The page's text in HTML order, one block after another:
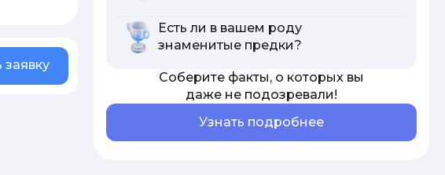
заявку
Есть ли в вашем роду
знаменитые предки?
Соберите факты, о которых вы
даже не подозревали!
Узнать подробнее